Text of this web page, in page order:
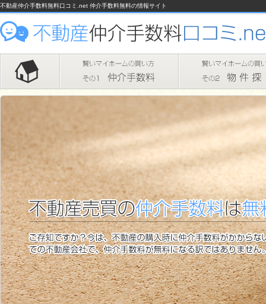
不動産仲介手数料無料口コミ.net 仲介手数料無料の情報サイト